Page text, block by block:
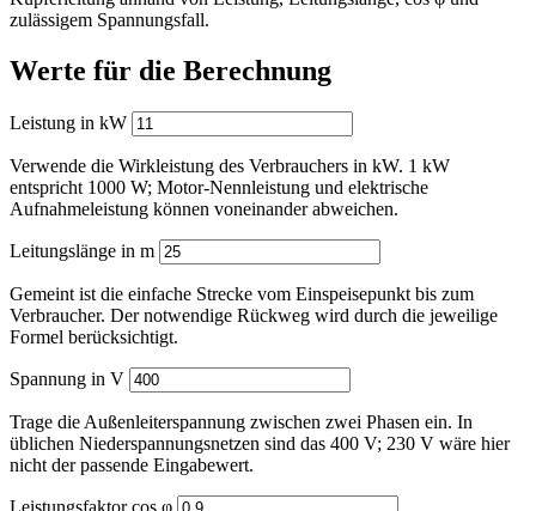
Schließen
Darstellung
Hell / Dunkel wechseln
🌙 ☀️
zulässigem Spannungsfall.
Werte für die Berechnung
Leistung in kW
Verwende die Wirkleistung des Verbrauchers in kW. 1 kW
entspricht 1000 W; Motor-Nennleistung und elektrische
Aufnahmeleistung können voneinander abweichen.
Leitungslänge in m
Gemeint ist die einfache Strecke vom Einspeisepunkt bis zum
Verbraucher. Der notwendige Rückweg wird durch die jeweilige
Formel berücksichtigt.
Spannung in V
Trage die Außenleiterspannung zwischen zwei Phasen ein. In
üblichen Niederspannungsnetzen sind das 400 V; 230 V wäre hier
nicht der passende Eingabewert.
Leistungsfaktor cos φ